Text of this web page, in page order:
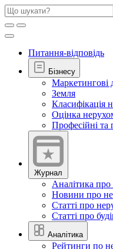
Питання-відповідь
Бізнесу
Маркетингові
Земля
Класифікація
Оцінка
Професійні та
Журнал
Аналітика про
Новини про
Статті про
Статті про
Аналітика
Рейтинги по